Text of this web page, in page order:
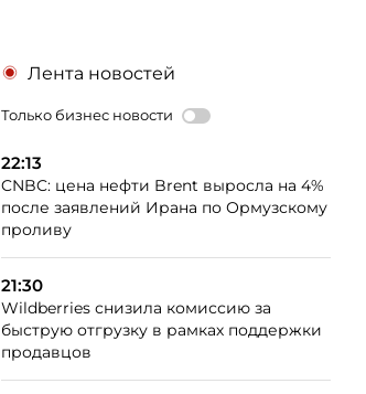
Лента новостей
Только бизнес новости
22:13
CNBC: цена нефти Brent выросла на 4%
после заявлений Ирана по Ормузскому
проливу
21:30
Wildberries снизила комиссию за
быструю отгрузку в рамках поддержки
продавцов